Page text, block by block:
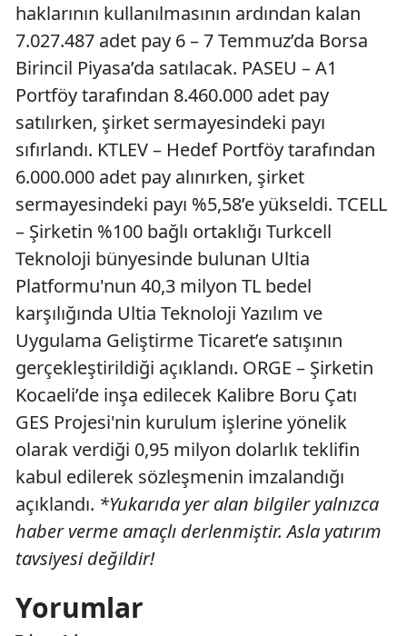
haklarının kullanılmasının ardından kalan
7.027.487 adet pay 6 – 7 Temmuz’da Borsa
Birincil Piyasa’da satılacak. PASEU – A1
Portföy tarafından 8.460.000 adet pay
satılırken, şirket sermayesindeki payı
sıfırlandı. KTLEV – Hedef Portföy tarafından
6.000.000 adet pay alınırken, şirket
sermayesindeki payı %5,58’e yükseldi. TCELL
– Şirketin %100 bağlı ortaklığı Turkcell
Teknoloji bünyesinde bulunan Ultia
Platformu'nun 40,3 milyon TL bedel
karşılığında Ultia Teknoloji Yazılım ve
Uygulama Geliştirme Ticaret’e satışının
gerçekleştirildiği açıklandı. ORGE – Şirketin
Kocaeli’de inşa edilecek Kalibre Boru Çatı
GES Projesi'nin kurulum işlerine yönelik
olarak verdiği 0,95 milyon dolarlık teklifin
kabul edilerek sözleşmenin imzalandığı
açıklandı. *Yukarıda yer alan bilgiler yalnızca
haber verme amaçlı derlenmiştir. Asla yatırım
tavsiyesi değildir!
Yorumlar